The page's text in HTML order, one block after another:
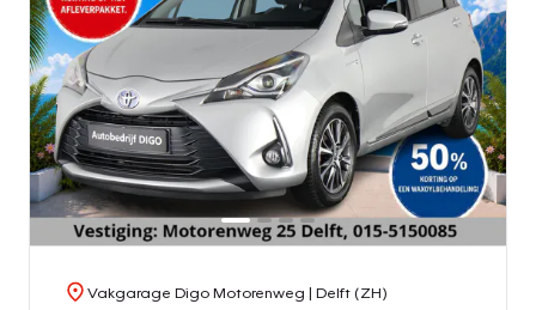
Vakgarage Digo Motorenweg | Delft (ZH)